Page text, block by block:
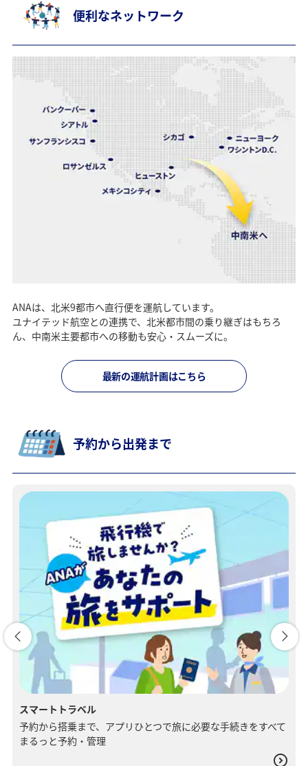
便利なネットワーク
ANAは、北米9都市へ直行便を運航しています。
ユナイテッド航空との連携で、北米都市間の乗り継ぎはもちろ
ん、中南米主要都市への移動も安心・スムーズに。
最新の運航計画はこちら
予約から出発まで
スマートトラベル
予約から​搭乗まで、​アプリひとつで​旅に​必要な​手続きを​すべて​
まるっと​予約・管理